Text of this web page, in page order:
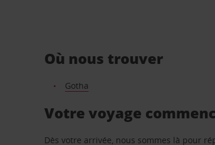
Où nous trouver
Gotha
Votre voyage
Dès votre arrivée, nous sommes là pour